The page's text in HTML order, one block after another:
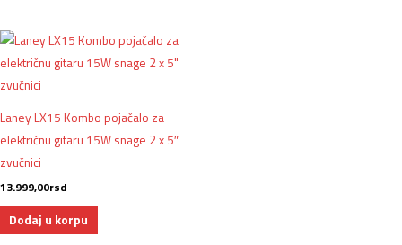
Laney LX15 Kombo pojačalo za
električnu gitaru 15W snage 2 x 5″
zvučnici
13.999,00rsd
Dodaj u korpu